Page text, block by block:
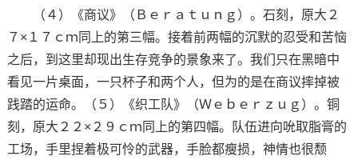
（４）《商议》（Ｂｅｒａｔｕｎｇ）。石刻，原大２
７×１７ｃｍ同上的第三幅。接着前两幅的沉默的忍受和苦恼
之后，到这里却现出生存竞争的景象来了。我们只在黑暗中
看见一片桌面，一只杯子和两个人，但为的是在商议摔掉被
践踏的运命。（５）《织工队》（Ｗｅｂｅｒｚｕｇ）。铜
刻，原大２２×２９ｃｍ同上的第四幅。队伍进向吮取脂膏的
工场，手里捏着极可怜的武器，手脸都瘦损，神情也很颓